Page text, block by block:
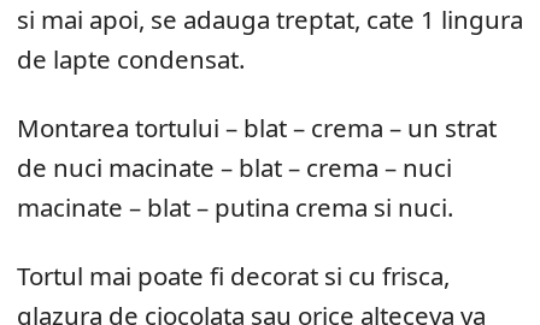
si mai apoi, se adauga treptat, cate 1 lingura
de lapte condensat.
Montarea tortului – blat – crema – un strat
de nuci macinate – blat – crema – nuci
macinate – blat – putina crema si nuci.
Tortul mai poate fi decorat si cu frisca,
glazura de ciocolata sau orice alteceva va